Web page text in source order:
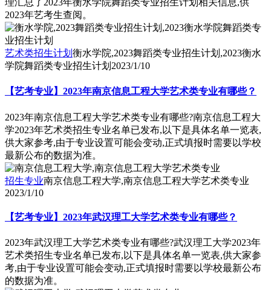
理汇总了2023年衡水学院舞蹈类专业招生计划相关信息,供
2023年艺考生查阅。
艺术类招生计划 衡水学院,2023舞蹈类专业招生计划,2023衡水
学院舞蹈类专业招生计划 2023/1/10
【艺考专业】2023年南京信息工程大学艺术类专业有哪些？
2023年南京信息工程大学艺术类专业有哪些?南京信息工程大
学2023年艺术类招生专业名单已发布,以下是具体名单一览表,
供大家参考,由于专业设置可能会变动,正式填报时需要以学校
最新公布的数据为准。
招生专业南京信息工程大学,南京信息工程大学艺术类专业
2023/1/10
【艺考专业】2023年武汉理工大学艺术类专业有哪些？
2023年武汉理工大学艺术类专业有哪些?武汉理工大学2023年
艺术类招生专业名单已发布,以下是具体名单一览表,供大家参
考,由于专业设置可能会变动,正式填报时需要以学校最新公布
的数据为准。